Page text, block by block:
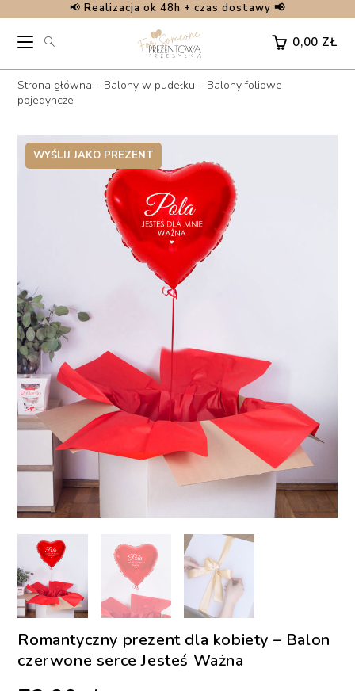
content
📢 Realizacja ok 48h + czas dostawy 📢
0,00 ZŁ
Strona główna – Balony w pudełku – Balony foliowe
pojedyncze
WYŚLIJ JAKO PREZENT
Romantyczny prezent dla kobiety – Balon
czerwone serce Jesteś Ważna